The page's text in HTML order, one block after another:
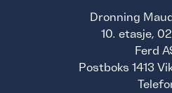
Dronning
10. etasje,
Ferd
Postboks 1413